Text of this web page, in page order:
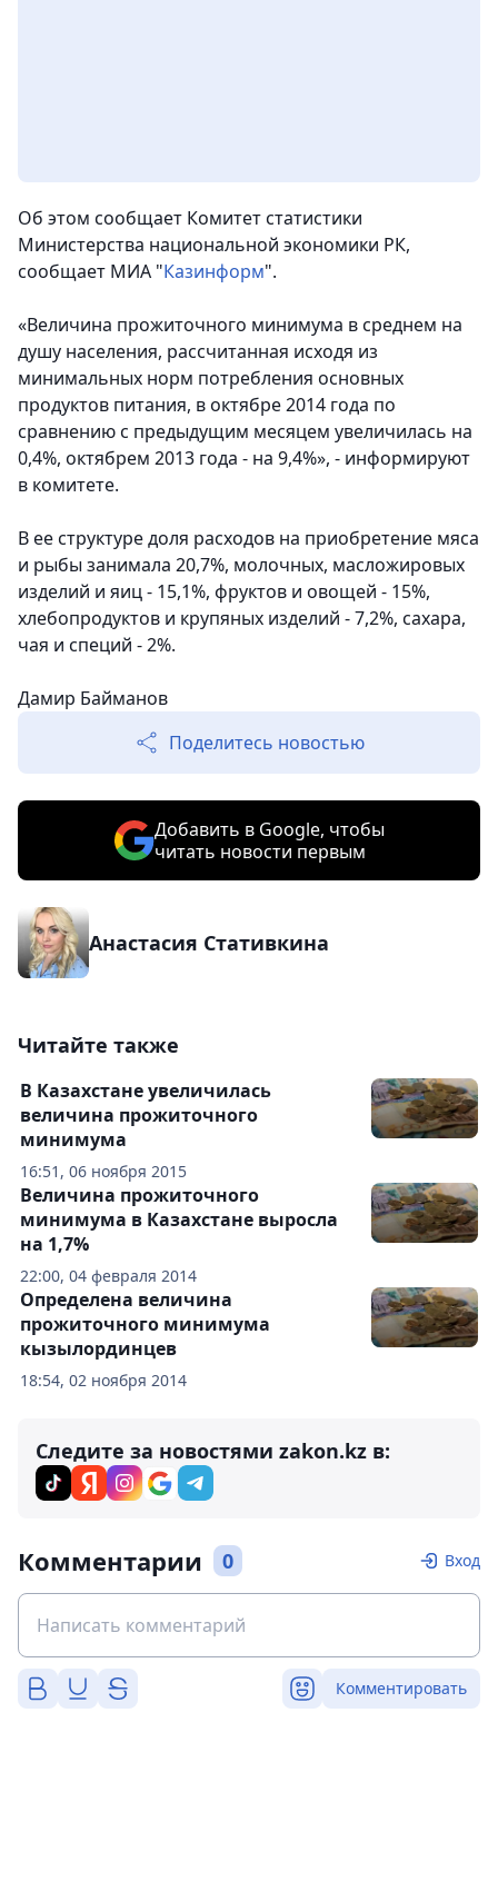
Об этом сообщает Комитет статистики
Министерства национальной экономики РК,
сообщает МИА "Казинформ".
«Величина прожиточного минимума в среднем на
душу населения, рассчитанная исходя из
минимальных норм потребления основных
продуктов питания, в октябре 2014 года по
сравнению с предыдущим месяцем увеличилась на
0,4%, октябрем 2013 года - на 9,4%», - информируют
в комитете.
В ее структуре доля расходов на приобретение мяса
и рыбы занимала 20,7%, молочных, масложировых
изделий и яиц - 15,1%, фруктов и овощей - 15%,
хлебопродуктов и крупяных изделий - 7,2%, сахара,
чая и специй - 2%.
Дамир Байманов
Поделитесь новостью
Добавить в Google, чтобы
читать новости первым
Анастасия Стативкина
Читайте также
16:51, 06 ноября 2015
В Казахстане увеличилась
величина прожиточного
минимума
22:00, 04 февраля 2014
Величина прожиточного
минимума в Казахстане выросла
на 1,7%
18:54, 02 ноября 2014
Определена величина
прожиточного минимума
кызылординцев
Следите за новостями zakon.kz в:
Комментарии 0 Вход
Комментировать